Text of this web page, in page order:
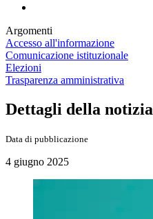
Argomenti
Accesso all'informazione
Comunicazione istituzionale
Elezioni
Trasparenza amministrativa
Dettagli della notizia
Data di pubblicazione
4 giugno 2025